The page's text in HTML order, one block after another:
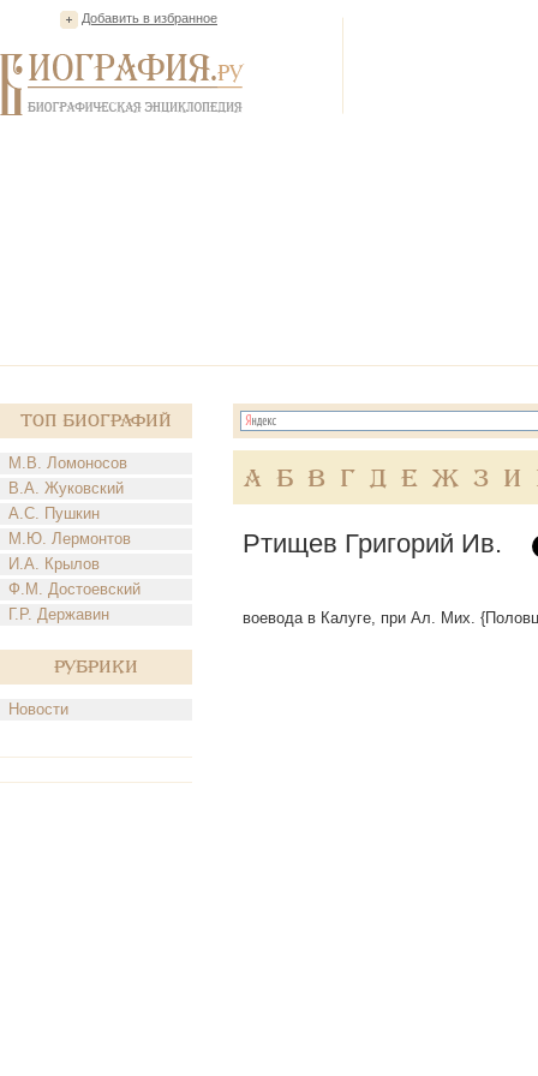
Добавить в избранное
Топ Биографий
М.В. Ломоносов
В.А. Жуковский
А.С. Пушкин
М.Ю. Лермонтов
И.А. Крылов
Ф.М. Достоевский
Г.Р. Державин
Рубрики
Новости
А Б В Г Д Е Ж З И
Ртищев Григорий Ив.
воевода в Калуге, при Ал. Мих.